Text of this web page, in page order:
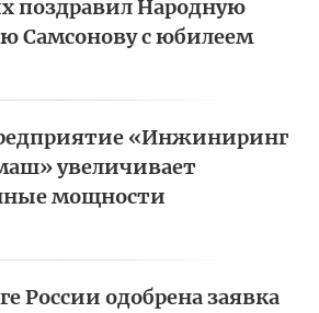
поздравил Народную
Самсонову с юбилеем
«Инжиниринг
увеличивает
мощности
России одобрена заявка